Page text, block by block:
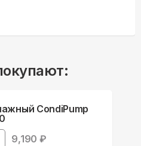
CondiPump
9,190 ₽